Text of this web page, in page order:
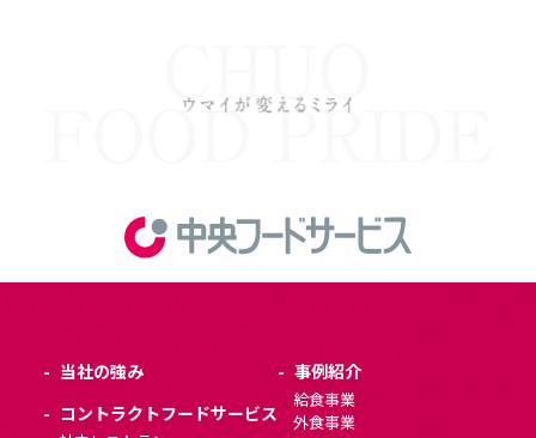
当社の強み
コントラクトフードサービス
事例紹介
給食事業
外食事業